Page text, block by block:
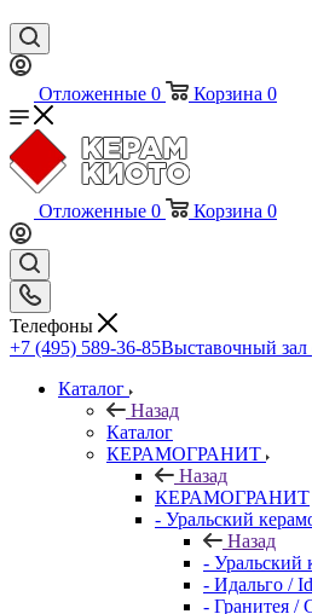
Отложенные 0 Корзина 0
Отложенные 0 Корзина 0
Телефоны
+7 (495) 589-36-85Выставочный
Каталог
Назад
Каталог
КЕРАМОГРАНИТ
Назад
КЕРАМОГРАНИТ
- Уральский
Назад
- Уральский
- Идальго /
- Гранитея /